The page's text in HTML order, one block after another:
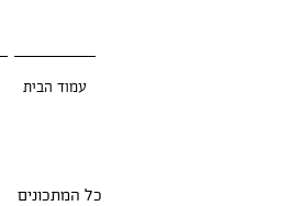
עמוד הבית
כל המתכונים